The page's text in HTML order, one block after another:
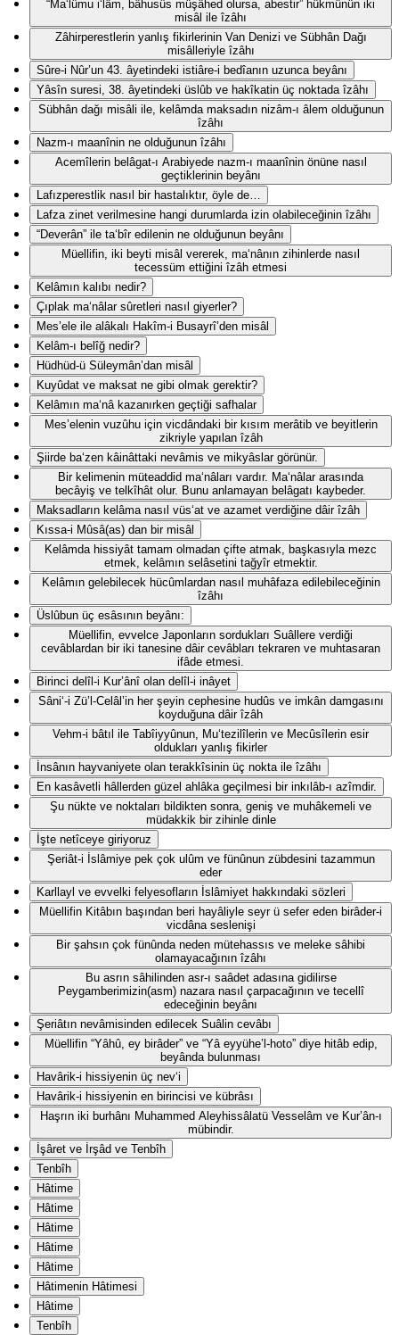
“Ma‘lûmu i‘lâm, bâhusûs müşâhed olursa, abestir” hükmünün iki
misâl ile îzâhı
Zâhirperestlerin yanlış fikirlerinin Van Denizi ve Sübhân Dağı
misâlleriyle îzâhı
Sûre-i Nûr’un 43. âyetindeki istiâre-i bedîanın uzunca beyânı
Yâsîn suresi, 38. âyetindeki üslûb ve hakîkatin üç noktada îzâhı
Sübhân dağı misâli ile, kelâmda maksadın nizâm-ı âlem olduğunun
îzâhı
Nazm-ı maanînin ne olduğunun îzâhı
Acemîlerin belâgat-ı Arabiyede nazm-ı maanînin önüne nasıl
geçtiklerinin beyânı
Lafızperestlik nasıl bir hastalıktır, öyle de…
Lafza zinet verilmesine hangi durumlarda izin olabileceğinin îzâhı
“Deverân” ile ta‘bîr edilenin ne olduğunun beyânı
Müellifin, iki beyti misâl vererek, ma‘nânın zihinlerde nasıl
tecessüm ettiğini îzâh etmesi
Kelâmın kalıbı nedir?
Çıplak ma‘nâlar sûretleri nasıl giyerler?
Mes’ele ile alâkalı Hakîm-i Busayrî’den misâl
Kelâm-ı belîğ nedir?
Hüdhüd-ü Süleymân’dan misâl
Kuyûdat ve maksat ne gibi olmak gerektir?
Kelâmın ma‘nâ kazanırken geçtiği safhalar
Mes’elenin vuzûhu için vicdândaki bir kısım merâtib ve beyitlerin
zikriyle yapılan îzâh
Şiirde ba‘zen kâinâttaki nevâmis ve mikyâslar görünür.
Bir kelimenin müteaddid ma‘nâları vardır. Ma‘nâlar arasında
becâyiş ve telkîhât olur. Bunu anlamayan belâgatı kaybeder.
Maksadların kelâma nasıl vüs‘at ve azamet verdiğine dâir îzâh
Kıssa-i Mûsâ(as) dan bir misâl
Kelâmda hissiyât tamam olmadan çifte atmak, başkasıyla mezc
etmek, kelâmın selâsetini tağyîr etmektir.
Kelâmın gelebilecek hücûmlardan nasıl muhâfaza edilebileceğinin
îzâhı
Üslûbun üç esâsının beyânı:
Müellifin, evvelce Japonların sordukları Suâllere verdiği
cevâblardan bir iki tanesine dâir cevâbları tekraren ve muhtasaran
ifâde etmesi.
Birinci delîl-i Kur’ânî olan delîl-i inâyet
Sâni‘-i Zü’l-Celâl’in her şeyin cephesine hudûs ve imkân damgasını
koyduğuna dâir îzâh
Vehm-i bâtıl ile Tabîiyyûnun, Mu‘tezilîlerin ve Mecûsîlerin esir
oldukları yanlış fikirler
İnsânın hayvaniyete olan terakkîsinin üç nokta ile îzâhı
En kasâvetli hâllerden güzel ahlâka geçilmesi bir inkılâb-ı azîmdir.
Şu nükte ve noktaları bildikten sonra, geniş ve muhâkemeli ve
müdakkik bir zihinle dinle
İşte netîceye giriyoruz
Şeriât-i İslâmiye pek çok ulûm ve fünûnun zübdesini tazammun
eder
Karllayl ve evvelki felyesofların İslâmiyet hakkındaki sözleri
Müellifin Kitâbın başından beri hayâliyle seyr ü sefer eden birâder-i
vicdâna seslenişi
Bir şahsın çok fünûnda neden mütehassıs ve meleke sâhibi
olamayacağının îzâhı
Bu asrın sâhilinden asr-ı saâdet adasına gidilirse
Peygamberimizin(asm) nazara nasıl çarpacağının ve tecellî
edeceğinin beyânı
Şeriâtın nevâmisinden edilecek Suâlin cevâbı
Müellifin “Yâhû, ey birâder” ve “Yâ eyyühe’l-hoto” diye hitâb edip,
beyânda bulunması
Havârik-i hissiyenin üç nev‘i
Havârik-i hissiyenin en birincisi ve kübrâsı
Haşrın iki burhânı Muhammed Aleyhissâlatü Vesselâm ve Kur’ân-ı
mübindir.
İşâret ve İrşâd ve Tenbîh
Tenbîh
Hâtime
Hâtime
Hâtime
Hâtime
Hâtime
Hâtimenin Hâtimesi
Hâtime
Tenbîh